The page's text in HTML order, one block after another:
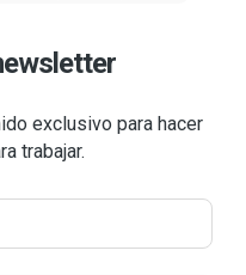
exclusivo para hacer
trabajar.